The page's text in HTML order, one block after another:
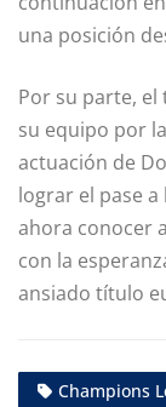
una posición
Por su parte, el
su equipo por
actuación de
lograr el pase a
ahora conocer
con la
ansiado título
Champions